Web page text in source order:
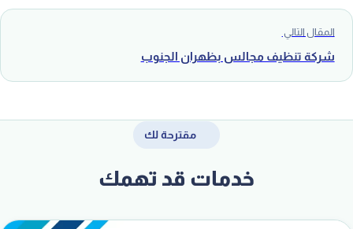
المقال التالي
شركة تنظيف مجالس بظهران الجنوب
مقترحة لك
خدمات قد تهمك